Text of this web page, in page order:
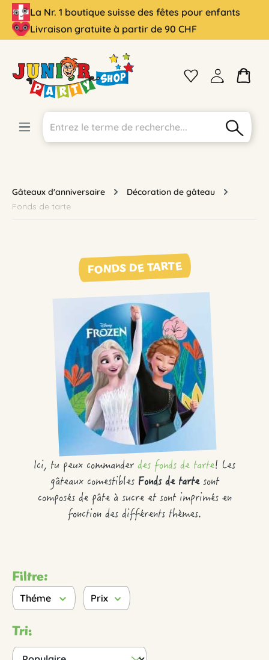
principal
La Nr. 1 boutique suisse des fêtes pour enfants
Livraison gratuite à partir de 90 CHF
Gâteaux d'anniversaire
Décoration de gâteau
Fonds de tarte
FONDS DE TARTE
Ici, tu peux commander des fonds de tarte! Les
gâteaux comestibles Fonds de tartesont
composés de pâte à sucre et sont imprimés en
fonction des différents thèmes.
Filtre:
Théme Prix
Tri: